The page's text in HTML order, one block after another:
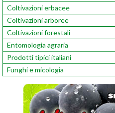
Coltivazioni erbacee
Coltivazioni arboree
Coltivazioni forestali
Entomologia agraria
Prodotti tipici italiani
Funghi e micologia